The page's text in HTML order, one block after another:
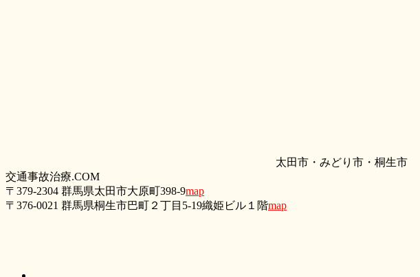
太田市・みどり市・桐生市
交通事故治療.COM
〒379-2304 群馬県太田市大原町398-9map
〒376-0021 群馬県桐生市巴町２丁目5‐19織姫ビル１階map